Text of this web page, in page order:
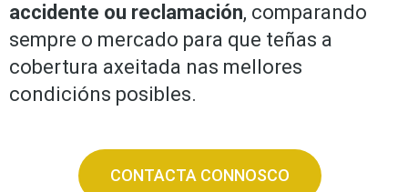
accidente ou reclamación, comparando
sempre o mercado para que teñas a
cobertura axeitada nas mellores
condicións posibles.
CONTACTA CONNOSCO